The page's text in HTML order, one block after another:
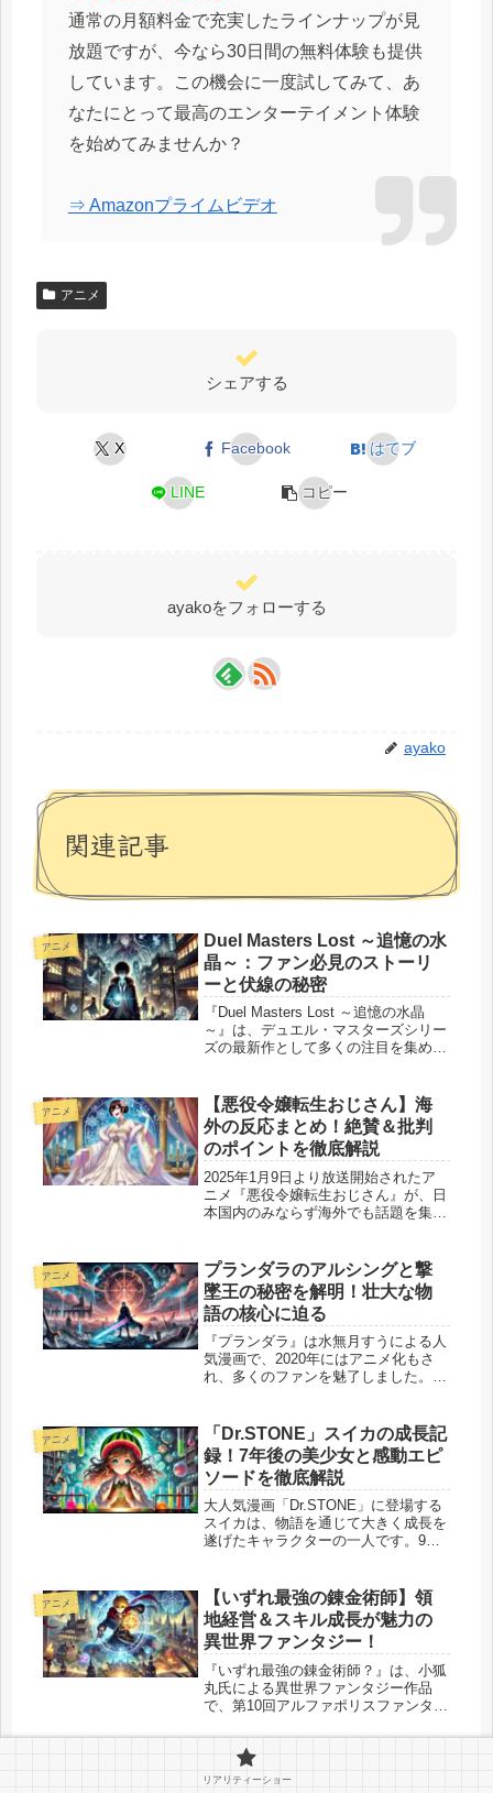
通常の月額料金で充実したラインナップが見
放題ですが、今なら30日間の無料体験も提供
しています。この機会に一度試してみて、あ
なたにとって最高のエンターテイメント体験
を始めてみませんか？
⇒ Amazonプライムビデオ
アニメ
シェアする
X Facebook はてブ
LINE コピー
ayakoをフォローする
ayako
関連記事
アニメ
Duel Masters Lost ～追憶の水
晶～：ファン必見のストーリ
ーと伏線の秘密
『Duel Masters Lost ～追憶の水晶
～』は、デュエル・マスターズシリー
ズの最新作として多くの注目を集めて
クターたちが繰り広げる物語は、これ
までのシリーズとは一...
アニメ
【悪役令嬢転生おじさん】海
外の反応まとめ！絶賛＆批判
のポイントを徹底解説
2025年1月9日より放送開始されたア
ニメ『悪役令嬢転生おじさん』が、日
本国内のみならず海外でも話題を集め
異世界転生するという独特の設定が特
徴です。 海外ファンの反応もさ...
アニメ
プランダラのアルシングと撃
墜王の秘密を解明！壮大な物
語の核心に迫る
『プランダラ』は水無月すうによる人
気漫画で、2020年にはアニメ化もさ
れ、多くのファンを魅了しました。
ーの中心に位置しています。 今回
は、これらの要素の謎に迫りながら、
『...
アニメ
「Dr.STONE」スイカの成長記
録！7年後の美少女と感動エピ
ソードを徹底解説
大人気漫画「Dr.STONE」に登場する
スイカは、物語を通じて大きく成長を
遂げたキャラクターの一人です。9歳
した。しかし、物語のクライマックス
では16歳の美しい女性へと成長...
アニメ
【いずれ最強の錬金術師】領
地経営＆スキル成長が魅力の
異世界ファンタジー！
『いずれ最強の錬金術師？』は、小狐
丸氏による異世界ファンタジー作品
で、第10回アルファポリスファンタジ
行部数100万部を突破した大人気作品
です。本作は異世界転生した主人公タ
クミが、錬金術のスキルを駆使して
『即死チートが最強すぎて』
14巻・15巻のネタバレ！驚き
リアリティーショー